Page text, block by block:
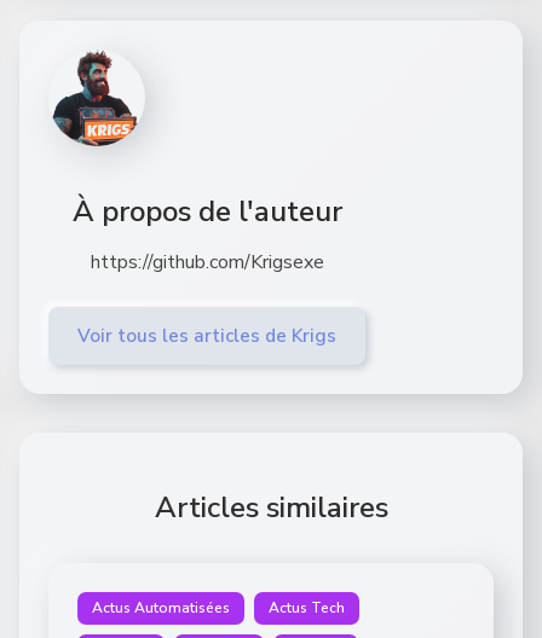
À propos de l'auteur
https://github.com/Krigsexe
Voir tous les articles de Krigs
Articles similaires
Actus Automatisées Actus Tech